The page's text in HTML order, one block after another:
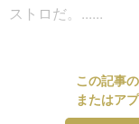
ストロだ。......
この記事
またはア